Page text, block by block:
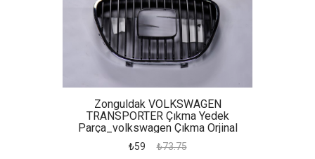
Zonguldak VOLKSWAGEN
TRANSPORTER Çıkma Yedek
Parça_volkswagen Çıkma Orjinal
Yedek Parça Seat Cordoba Ibiza Ön
Panjur
₺59 ₺73.75